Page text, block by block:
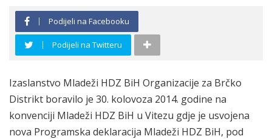
Podijeli na Facebooku
Podijeli na Twitteru
Izaslanstvo Mladeži HDZ BiH Organizacije za Brčko
Distrikt boravilo je 30. kolovoza 2014. godine na
konvenciji Mladeži HDZ BiH u Vitezu gdje je usvojena
nova Programska deklaracija Mladeži HDZ BiH, pod